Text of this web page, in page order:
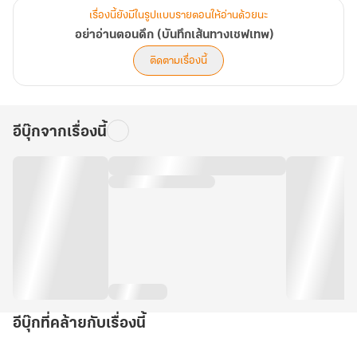
และที่สำคัญที่สุด... เขาจะได้พบกับ "คนคนนั้น" ที่หายสาบสูญไปจาก
ชีวิต คนที่เขารอคอยมาตลอด 30 ปี
ขอต้อนรับสู่สงครามที่ไม่มีที่ว่างสำหรับผู้แพ้ สงครามดาวมิชลิน เริ่มต้น
ขึ้นแล้ว!
เรื่องนี้ยังมีในรูปแบบรายตอนให้อ่านด้วยนะ
อย่าอ่านตอนดึก (บันทึกเส้นทางเชฟเทพ)
ติดตามเรื่องนี้
อีบุ๊กจากเรื่องนี้
อีบุ๊กที่คล้ายกับเรื่องนี้